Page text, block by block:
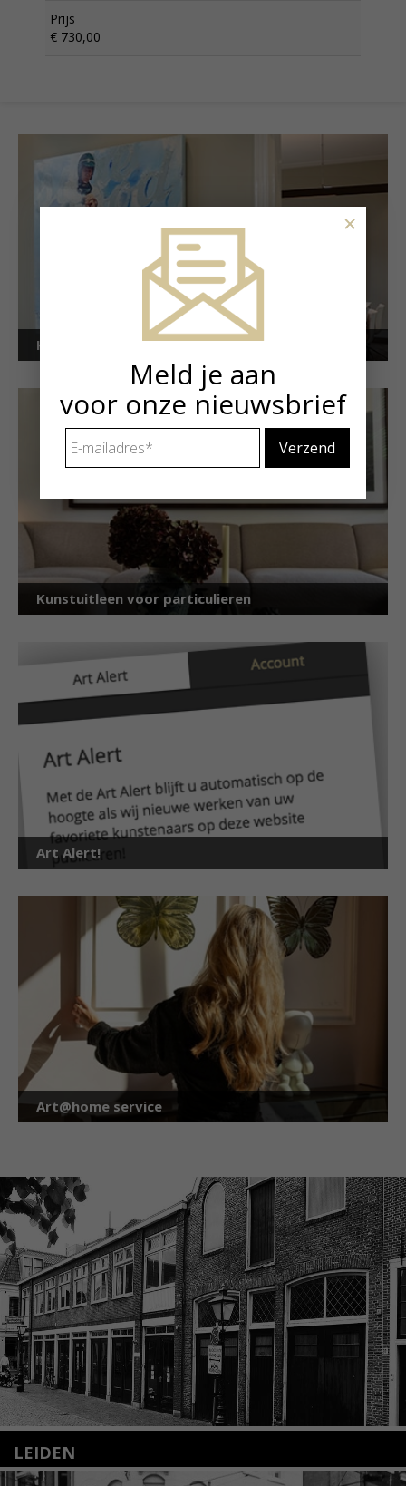
Prijs
€ 730,00
Kunstuitleen voor bedrijven
Kunstuitleen voor particulieren
Art Alert!
Art@home service
LEIDEN
Nieuwstraat 35
Meld je aan
voor onze nieuwsbrief
mailadres *
×